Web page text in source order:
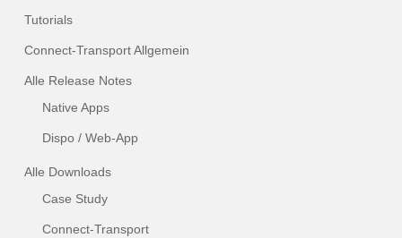
Tutorials
Connect-Transport Allgemein
Alle Release Notes
Native Apps
Dispo / Web-App
Alle Downloads
Case Study
Connect-Transport